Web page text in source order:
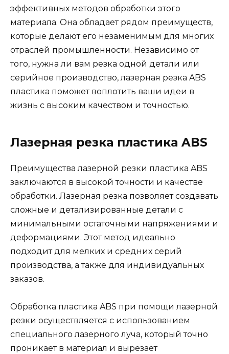
эффективных методов обработки этого
материала. Она обладает рядом преимуществ,
которые делают его незаменимым для многих
отраслей промышленности. Независимо от
того, нужна ли вам резка одной детали или
серийное производство, лазерная резка ABS
пластика поможет воплотить ваши идеи в
жизнь с высоким качеством и точностью.
Лазерная резка пластика ABS
Преимущества лазерной резки пластика ABS
заключаются в высокой точности и качестве
обработки. Лазерная резка позволяет создавать
сложные и детализированные детали с
минимальными остаточными напряжениями и
деформациями. Этот метод идеально
подходит для мелких и средних серий
производства, а также для индивидуальных
заказов.
Обработка пластика ABS при помощи лазерной
резки осуществляется с использованием
специального лазерного луча, который точно
проникает в материал и вырезает